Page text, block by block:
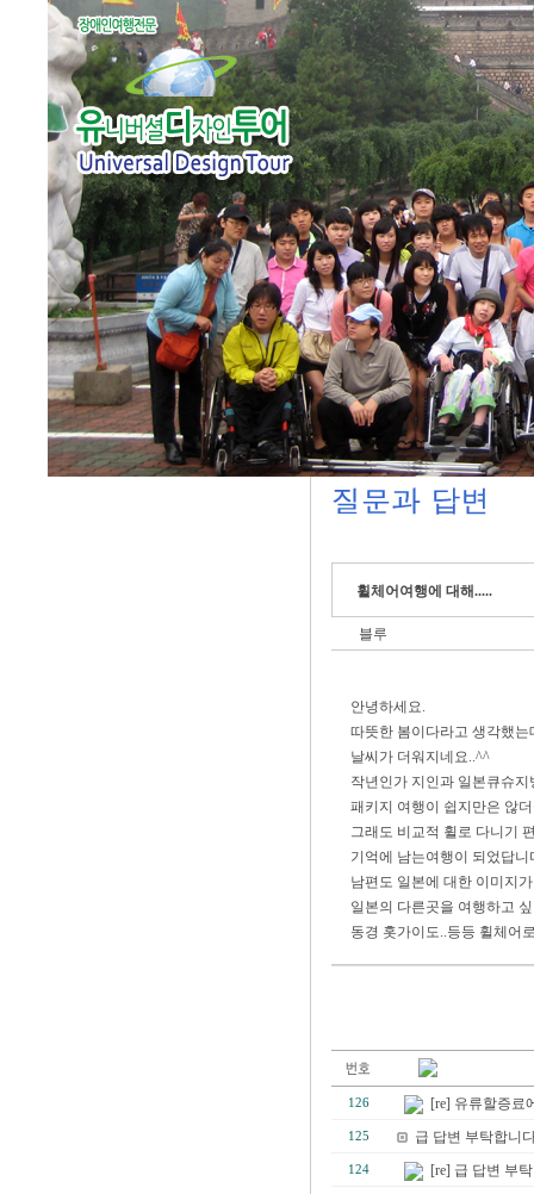
휠체어여행에 대해.....
블루
안녕하세요.
따뜻한 봄이다라고 생각했
날씨가 더워지네요..^^
작년인가 지인과 일본큐슈
패키지 여행이 쉽지만은 않
그래도 비교적 휠로 다니기
기억에 남는여행이 되었답니
남편도 일본에 대한 이미지
일본의 다른곳을 여행하고
동경 홋가이도..등등 휠체어
126 [re] 유류할증료
125 급 답변 부탁합니
124 [re] 급 답변 부